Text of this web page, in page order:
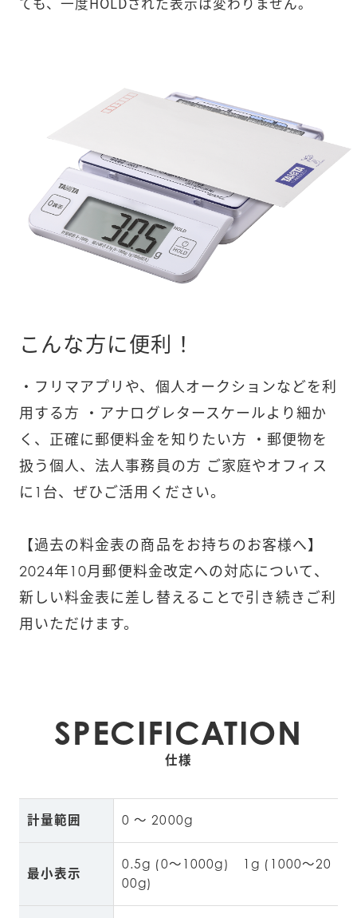
こんな方に便利！
・フリマアプリや、個人オークションなどを利
用する方 ・アナログレタースケールより細か
く、正確に郵便料金を知りたい方 ・郵便物を
扱う個人、法人事務員の方 ご家庭やオフィス
に1台、ぜひご活用ください。
【過去の料金表の商品をお持ちのお客様へ】
2024年10月郵便料金改定への対応について、
新しい料金表に差し替えることで引き続きご利
用いただけます。
SPECIFICATION
仕様
計量範囲 0 ～ 2000g
最小表示
0.5g (0～1000g)　1g (1000～20
00g)